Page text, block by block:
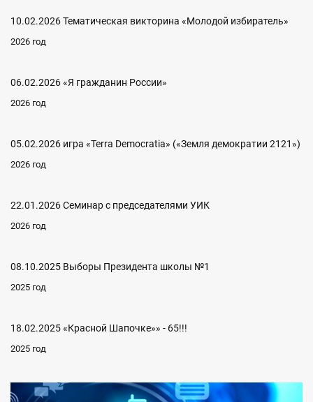
10.02.2026 Тематическая викторина «Молодой избиратель»
2026 год
06.02.2026 «Я гражданин России»
2026 год
05.02.2026 игра «Terra Democratia» («Земля демократии 2121»)
2026 год
22.01.2026 Семинар с председателями УИК
2026 год
08.10.2025 Выборы Президента школы №1
2025 год
18.02.2025 «Красной Шапочке»» - 65!!!
2025 год